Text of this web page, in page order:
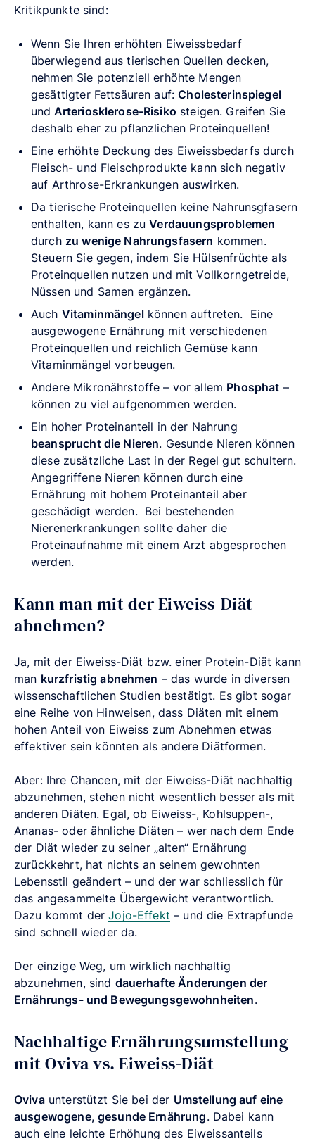
Kritikpunkte sind:
Wenn Sie Ihren erhöhten Eiweissbedarf
überwiegend aus tierischen Quellen decken,
nehmen Sie potenziell erhöhte Mengen
gesättigter Fettsäuren auf:Cholesterinspiegel
und Arteriosklerose-Risiko steigen. Greifen Sie
deshalb eher zu pflanzlichen Proteinquellen!
Eine erhöhte Deckung des Eiweissbedarfs durch
Fleisch- und Fleischprodukte kann sich negativ
auf Arthrose-Erkrankungen auswirken.
Da tierische Proteinquellen keine Nahrunsgfasern
enthalten, kann es zuVerdauungsproblemen
durch zu wenige Nahrungsfasern kommen.
Steuern Sie gegen, indem Sie Hülsenfrüchte als
Proteinquellen nutzen und mit Vollkorngetreide,
Nüssen und Samen ergänzen.
Auch Vitaminmängelkönnen auftreten.
Eine
ausgewogene Ernährung mit verschiedenen
Proteinquellen und reichlich Gemüse kann
Vitaminmängel vorbeugen.
Andere Mikronährstoffe – vor allem Phosphat –
können zu viel aufgenommen werden.
Ein hoher Proteinanteil in der Nahrung
beansprucht die Nieren. Gesunde Nieren können
diese zusätzliche Last in der Regel gut schultern.
Angegriffene Nieren können durch eine
Ernährung mit hohem Proteinanteil aber
geschädigt werden. Bei bestehenden
Nierenerkrankungen sollte daher die
Proteinaufnahme mit einem Arzt abgesprochen
werden.
Kann man mit der Eiweiss-Diät
abnehmen?
Ja, mit der Eiweiss-Diät bzw. einer Protein-Diät kann
man kurzfristig abnehmen – das wurde in diversen
wissenschaftlichen Studien bestätigt. Es gibt sogar
eine Reihe von Hinweisen, dass Diäten mit einem
hohen Anteil von Eiweiss zum Abnehmen etwas
effektiver sein könnten als andere Diätformen.
Aber: Ihre Chancen, mit der Eiweiss-Diät nachhaltig
abzunehmen, stehen nicht wesentlich besser als mit
anderen Diäten. Egal, ob Eiweiss-, Kohlsuppen-,
Ananas- oder ähnliche Diäten – wer nach dem Ende
der Diät wieder zu seiner „alten“ Ernährung
zurückkehrt, hat nichts an seinem gewohnten
Lebensstil geändert – und der war schliesslich für
das angesammelte Übergewicht verantwortlich.
Dazu kommt derJojo-Effekt – und die Extrapfunde
sind schnell wieder da.
Der einzige Weg, um wirklich nachhaltig
abzunehmen, sind dauerhafte Änderungen der
Ernährungs- und Bewegungsgewohnheiten.
Nachhaltige Ernährungsumstellung
mit Oviva vs. Eiweiss-Diät
Ovivaunterstützt Sie bei der Umstellung auf eine
ausgewogene, gesunde Ernährung. Dabei kann
auch eine leichte Erhöhung des Eiweissanteils